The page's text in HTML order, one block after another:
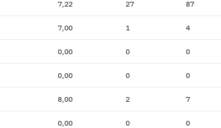
7,22 27 87
7,00 1 4
0,00 0 0
0,00 0 0
8,00 2 7
0,00 0 0